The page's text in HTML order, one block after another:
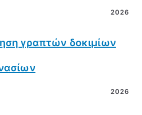
2026
γραπτών δοκιμίων
2026